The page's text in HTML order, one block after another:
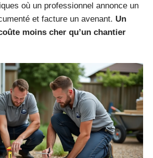
où un professionnel annonce un
et facture un avenant. Un
moins cher qu’un chantier